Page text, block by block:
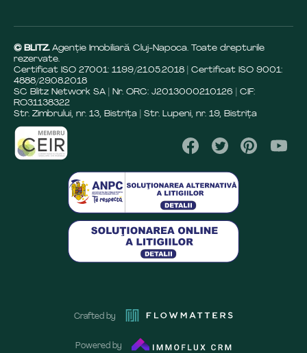
© BLITZ. Agenție Imobiliară Cluj-Napoca. Toate drepturile
rezervate.
Certificat ISO 27001: 1199/21.05.2018 | Certificat ISO 9001:
4888/29.08.2018
SC Blitz Network SA | Nr. ORC: J2013000210126 | CIF:
RO31138322
Str. Zimbrului, nr. 13, Bistrița | Str. Lupeni, nr. 19, Bistrița
Crafted by
Powered by